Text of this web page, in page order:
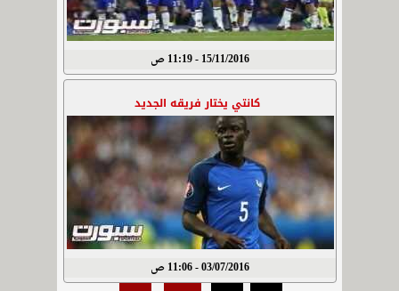
15/11/2016 - 11:19 ص
كانتي يختار فريقه الجديد
03/07/2016 - 11:06 ص